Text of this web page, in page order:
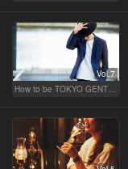
Vol.7
How to be TOKYO GENTS 東京人よ、紳士たれ！